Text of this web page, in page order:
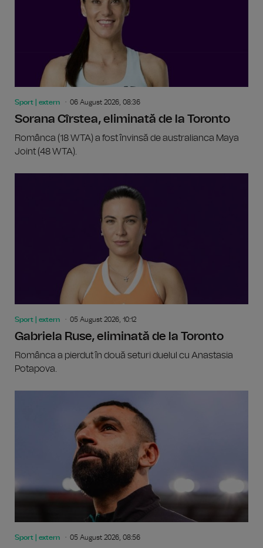
Sport | extern 06 August 2026, 08:36
Sorana Cîrstea, eliminată de la Toronto
Românca (18 WTA) a fost învinsă de australianca Maya
Joint (48 WTA).
Sport | extern 05 August 2026, 10:12
Gabriela Ruse, eliminată de la Toronto
Românca a pierdut în două seturi duelul cu Anastasia
Potapova.
Sport | extern 05 August 2026, 08:56